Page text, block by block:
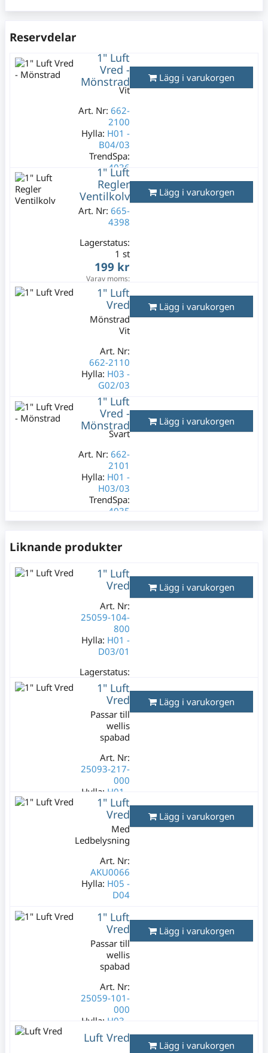
Reservdelar
1" Luft
Vred -
Mönstrad
Vit
Art. Nr:662-
2100
Hylla: H01 -
B04/03
TrendSpa:
4036
Lagerstatus:
1 st
199 kr
Varav moms:
Lägg i varukorgen
1" Luft
Regler
Ventilkolv
Art. Nr:665-
4398
Lagerstatus:
1 st
199 kr
Varav moms:
39,80 kr
Lägg i varukorgen
1" Luft
Vred
Mönstrad
Vit
Art. Nr:
662-2110
Hylla: H03 -
G02/03
Lagerstatus:
2 st
199 kr
39,80 kr
Lägg i varukorgen
1" Luft
Vred -
Mönstrad
Svart
Art. Nr:662-
2101
Hylla: H01 -
H03/03
TrendSpa:
4035
1 st
199 kr
Varav moms:
39,80 kr
Lägg i varukorgen
Liknande produkter
1" Luft
Vred
Art. Nr:
25059-104-
800
Hylla: H01 -
D03/01
Lagerstatus:
1 st
499 kr
Varav moms:
99,80 kr
Lägg i varukorgen
1" Luft
Vred
Passar till
wellis
spabad
Art. Nr:
25093-217-
000
Hylla: H01 -
G01/02
Lagerstatus:
3 st
299 kr
Varav moms:
59,80 kr
Lägg i varukorgen
1" Luft
Vred
Med
Ledbelysning
Art. Nr:
AKU0066
Hylla: H05 -
D04
Lagerstatus:
3 st
399 kr
Varav moms:
79,80 kr
Lägg i varukorgen
1" Luft
Vred
Passar till
wellis
spabad
Art. Nr:
25059-101-
000
Hylla: H03 -
H04/01
Lägg i varukorgen
Luft Vred
Lägg i varukorgen